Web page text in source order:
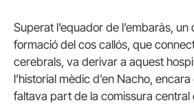
Superat l’equador de l’embaràs, un
formació del cos callós, que
cerebrals, va derivar a aquest
l’historial mèdic d’en Nacho,
faltava part de la comissura central